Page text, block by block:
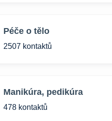
Péče o tělo
2507 kontaktů
Manikúra, pedikúra
478 kontaktů